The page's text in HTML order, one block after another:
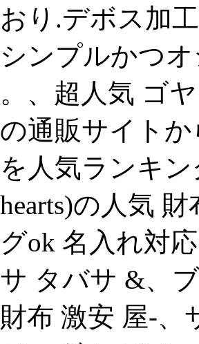
おり.デボス加
シンプルかつ
。、超人気 ゴ
の通販サイトか
を人気ランキ
hearts)の人気
グok 名入れ対
サ タバサ &、
財布 激安 屋-